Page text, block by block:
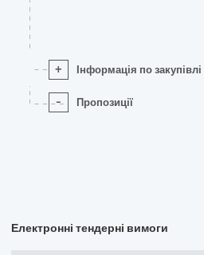
+ Інформація по закупівлі
- Пропозиції
Електронні тендерні вимоги